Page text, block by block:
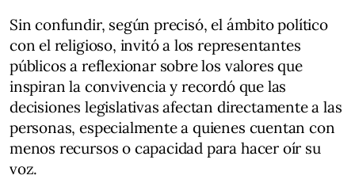
Sin confundir, según precisó, el ámbito político
con el religioso, invitó a los representantes
públicos a reflexionar sobre los valores que
inspiran la convivencia y recordó que las
decisiones legislativas afectan directamente a las
personas, especialmente a quienes cuentan con
menos recursos o capacidad para hacer oír su
voz.